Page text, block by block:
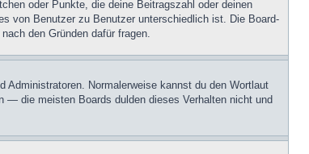
oder Punkte, die deine Beitragszahl oder deinen
von Benutzer zu Benutzer unterschiedlich ist. Die Board-
den Gründen dafür fragen.
Normalerweise kannst du den Wortlaut
— die meisten Boards dulden dieses Verhalten nicht und